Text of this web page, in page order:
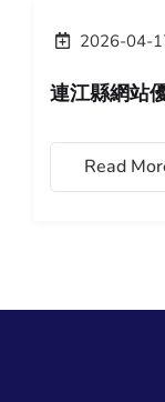
2026-04-
Read